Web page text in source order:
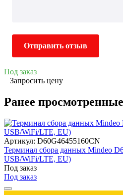
Отправить отзыв
Под заказ
Запросить цену
Ранее
Артикул: D60G46455160CN
Терминал сбора данных Mindeo
USB/WiFi/LTE, EU)
Под заказ
Под заказ